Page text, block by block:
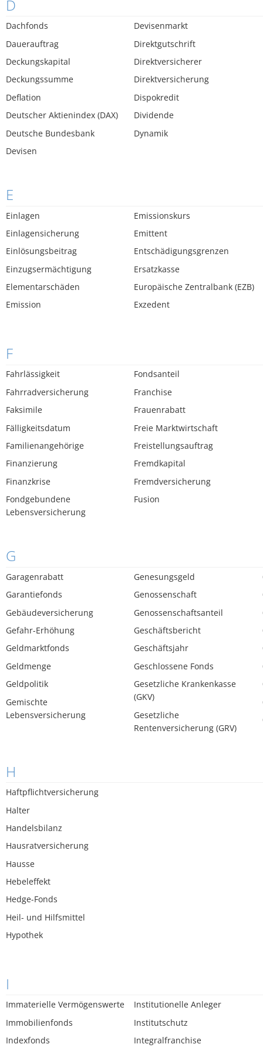
D
Dachfonds
Dauerauftrag
Deckungskapital
Deckungssumme
Deflation
Deutscher Aktienindex (DAX)
Deutsche Bundesbank
Devisen
Devisenmarkt
Direktgutschrift
Direktversicherer
Direktversicherung
Dispokredit
Dividende
Dynamik
E
Einlagen
Einlagensicherung
Einlösungsbeitrag
Einzugsermächtigung
Elementarschäden
Emission
Emissionskurs
Emittent
Entschädigungsgrenzen
Ersatzkasse
Europäische Zentralbank (EZB)
Exzedent
F
Fahrlässigkeit
Fahrradversicherung
Faksimile
Fälligkeitsdatum
Familienangehörige
Finanzierung
Finanzkrise
Fondgebundene
Lebensversicherung
Fondsanteil
Franchise
Frauenrabatt
Freie Marktwirtschaft
Freistellungsauftrag
Fremdkapital
Fremdversicherung
Fusion
G
Garagenrabatt
Garantiefonds
Gebäudeversicherung
Gefahr-Erhöhung
Geldmarktfonds
Geldmenge
Geldpolitik
Gemischte
Lebensversicherung
Genesungsgeld
Genossenschaft
Genossenschaftsanteil
Geschäftsbericht
Geschäftsjahr
Geschlossene Fonds
Gesetzliche Krankenkasse
(GKV)
Gesetzliche
Rentenversicherung (GRV)
H
Haftpflichtversicherung
Halter
Handelsbilanz
Hausratversicherung
Hausse
Hebeleffekt
Hedge-Fonds
Heil- und Hilfsmittel
Hypothek
I
Immaterielle Vermögenswerte
Immobilienfonds
Indexfonds
Institutionelle Anleger
Institutschutz
Integralfranchise